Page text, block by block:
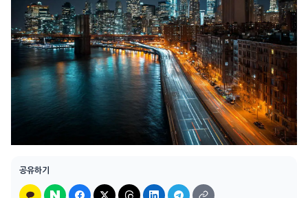
공유하기